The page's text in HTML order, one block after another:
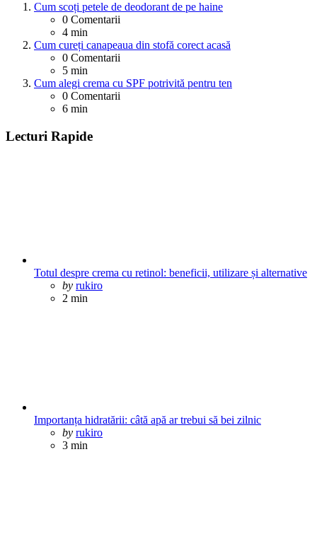
Cum scoți petele de deodorant de pe haine
0 Comentarii
4 min
Cum cureți canapeaua din stofă corect acasă
0 Comentarii
5 min
Cum alegi crema cu SPF potrivită pentru ten
0 Comentarii
6 min
Lecturi Rapide
Totul despre crema cu retinol: beneficii, utilizare și alternative
Posted
by rukiro
2 min
Importanța hidratării: câtă apă ar trebui să bei zilnic
Posted
by rukiro
3 min